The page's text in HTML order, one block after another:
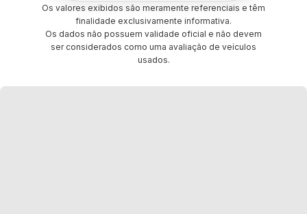
Os valores exibidos são meramente referenciais e têm
finalidade exclusivamente informativa.
Os dados não possuem validade oficial e não devem
ser considerados como uma avaliação de veículos
usados.